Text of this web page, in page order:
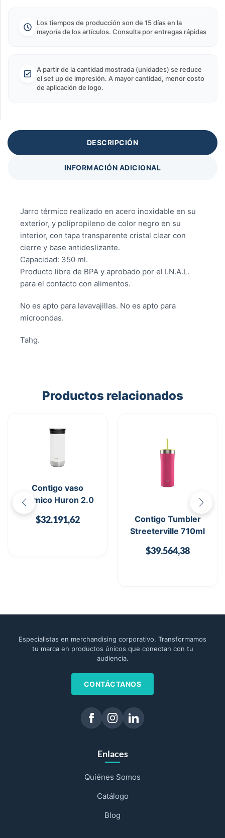
Los tiempos de producción son de 15 días en la
mayoría de los artículos. Consulta por entregas rápidas
A partir de la cantidad mostrada (unidades) se reduce
el set up de impresión. A mayor cantidad, menor costo
de aplicación de logo.
DESCRIPCIÓN
INFORMACIÓN ADICIONAL
Jarro térmico realizado en acero inoxidable en su
exterior, y polipropileno de color negro en su
interior, con tapa transparente cristal clear con
cierre y base antideslizante.
Capacidad: 350 ml.
Producto libre de BPA y aprobado por el I.N.A.L.
para el contacto con alimentos.
No es apto para lavavajillas. No es apto para
microondas.
Tahg.
Productos relacionados
Contigo vaso
térmico Huron 2.0
$32.191,62
Contigo Tumbler
Streeterville 710ml
$39.564,38
Especialistas en merchandising corporativo. Transformamos
tu marca en productos únicos que conectan con tu
audiencia.
CONTÁCTANOS
Enlaces
Quiénes Somos
Catálogo
Blog